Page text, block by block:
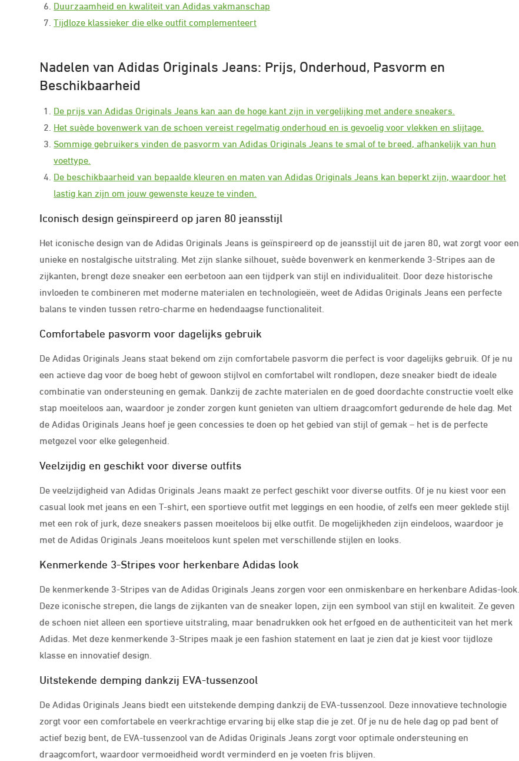
Duurzaamheid en kwaliteit van Adidas vakmanschap
Tijdloze klassieker die elke outfit complementeert
Nadelen van Adidas Originals Jeans: Prijs, Onderhoud, Pasvorm en
Beschikbaarheid
De prijs van Adidas Originals Jeans kan aan de hoge kant zijn in vergelijking met andere sneakers.
Het suède bovenwerk van de schoen vereist regelmatig onderhoud en is gevoelig voor vlekken en slijtage.
Sommige gebruikers vinden de pasvorm van Adidas Originals Jeans te smal of te breed, afhankelijk van hun
voettype.
De beschikbaarheid van bepaalde kleuren en maten van Adidas Originals Jeans kan beperkt zijn, waardoor het
lastig kan zijn om jouw gewenste keuze te vinden.
Iconisch design geïnspireerd op jaren 80 jeansstijl
Het iconische design van de Adidas Originals Jeans is geïnspireerd op de jeansstijl uit de jaren 80, wat zorgt voor een
unieke en nostalgische uitstraling. Met zijn slanke silhouet, suède bovenwerk en kenmerkende 3-Stripes aan de
zijkanten, brengt deze sneaker een eerbetoon aan een tijdperk van stijl en individualiteit. Door deze historische
invloeden te combineren met moderne materialen en technologieën, weet de Adidas Originals Jeans een perfecte
balans te vinden tussen retro-charme en hedendaagse functionaliteit.
Comfortabele pasvorm voor dagelijks gebruik
De Adidas Originals Jeans staat bekend om zijn comfortabele pasvorm die perfect is voor dagelijks gebruik. Of je nu
een actieve dag voor de boeg hebt of gewoon stijlvol en comfortabel wilt rondlopen, deze sneaker biedt de ideale
combinatie van ondersteuning en gemak. Dankzij de zachte materialen en de goed doordachte constructie voelt elke
stap moeiteloos aan, waardoor je zonder zorgen kunt genieten van ultiem draagcomfort gedurende de hele dag. Met
de Adidas Originals Jeans hoef je geen concessies te doen op het gebied van stijl of gemak – het is de perfecte
metgezel voor elke gelegenheid.
Veelzijdig en geschikt voor diverse outfits
De veelzijdigheid van Adidas Originals Jeans maakt ze perfect geschikt voor diverse outfits. Of je nu kiest voor een
casual look met jeans en een T-shirt, een sportieve outfit met leggings en een hoodie, of zelfs een meer geklede stijl
met een rok of jurk, deze sneakers passen moeiteloos bij elke outfit. De mogelijkheden zijn eindeloos, waardoor je
met de Adidas Originals Jeans moeiteloos kunt spelen met verschillende stijlen en looks.
Kenmerkende 3-Stripes voor herkenbare Adidas look
De kenmerkende 3-Stripes van de Adidas Originals Jeans zorgen voor een onmiskenbare en herkenbare Adidas-look.
Deze iconische strepen, die langs de zijkanten van de sneaker lopen, zijn een symbool van stijl en kwaliteit. Ze geven
de schoen niet alleen een sportieve uitstraling, maar benadrukken ook het erfgoed en de authenticiteit van het merk
Adidas. Met deze kenmerkende 3-Stripes maak je een fashion statement en laat je zien dat je kiest voor tijdloze
klasse en innovatief design.
Uitstekende demping dankzij EVA-tussenzool
De Adidas Originals Jeans biedt een uitstekende demping dankzij de EVA-tussenzool. Deze innovatieve technologie
zorgt voor een comfortabele en veerkrachtige ervaring bij elke stap die je zet. Of je nu de hele dag op pad bent of
actief bezig bent, de EVA-tussenzool van de Adidas Originals Jeans zorgt voor optimale ondersteuning en
draagcomfort, waardoor vermoeidheid wordt verminderd en je voeten fris blijven.